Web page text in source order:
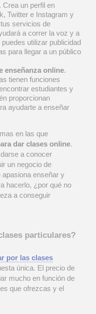
. Crea un perfil en
Twitter e Instagram y
servicios de
a correr la voz y a
utilizar publicidad
para llegar a un público
enseñanza online.
tienen funciones
estudiantes y
proporcionan
ayudarte a enseñar
en las que
dar clases online.
a conocer
un negocio de
enseñar y
hacerlo, ¿por qué no
a conseguir
particulares?
por las clases
única. El precio de
mucho en función de
que ofrezcas y el